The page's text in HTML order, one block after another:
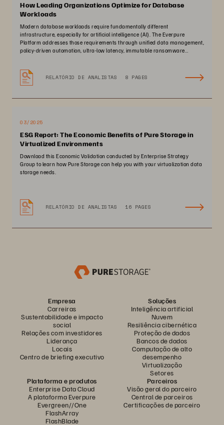
How Leading Organizations Optimize for Database
Workloads
Modern database workloads require fundamentally different
infrastructure, especially for artificial intelligence (AI). The Everpure
Platform addresses those requirements through unified data management,
policy-driven automation, ultra-low latency, immutable ransomware
RELATÓRIO DE ANALISTAS 8 PAGES
03/2025
ESG Report: The Economic Benefits of Pure Storage in
Virtualized Environments
Download this Economic Validation conducted by Enterprise Strategy
Group to learn how Pure Storage can help you with your virtualization data
storage needs.
RELATÓRIO DE ANALISTAS 16 PAGES
Empresa
Carreiras
Sustentabilidade e impacto
social
Relações com investidores
Liderança
Locais
Centro de briefing executivo
Soluções
Inteligência artificial
Nuvem
Resiliência cibernética
Proteção de dados
Bancos de dados
Computação de alto
desempenho
Virtualização
Setores
Plataforma e produtos
Enterprise Data Cloud
A plataforma Everpure
Evergreen//One
FlashArray
FlashBlade
Parceiros
Visão geral do parceiro
Central de parceiros
Certificações de parceiro